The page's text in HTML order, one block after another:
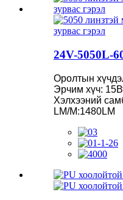
24V-5050L-
Оролтын
Эрчим хүч:
Хэлхээний
LM/M:1480LM